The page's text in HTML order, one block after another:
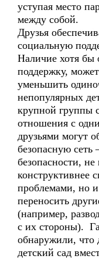
уступая место
между собой.
Друзья
социальную
Наличие хотя бы
поддержку,
уменьшить
непопулярных
крупной группы
отношения с
друзьями могут
безопасную сеть
безопасности,
конструктивнее
проблемами, но
переносить
(например,
с их стороны).
обнаружили, что
детский сад